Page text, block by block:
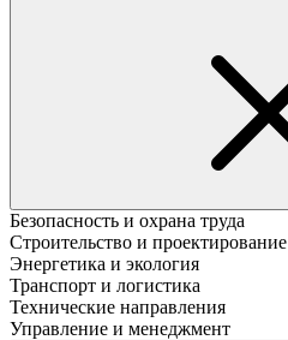
Безопасность и охрана труда
Строительство и проектирование
Энергетика и экология
Транспорт и логистика
Технические направления
Управление и менеджмент